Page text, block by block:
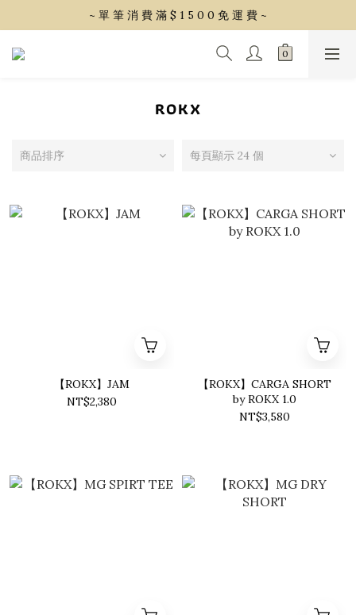
~ 單 筆 消 費 滿 $ 1 5 0 0 免 運 費 ~
~ 單 筆 消 費 滿 $ 1 5 0 0 免 運 費 ~
會 員 享 2% 點 數 回 饋 (1點=1元)
ROKX
商品排序 每頁顯示 24 個
【ROKX】JAM
NT$2,380
【ROKX】CARGA SHORT
by ROKX 1.0
NT$3,580